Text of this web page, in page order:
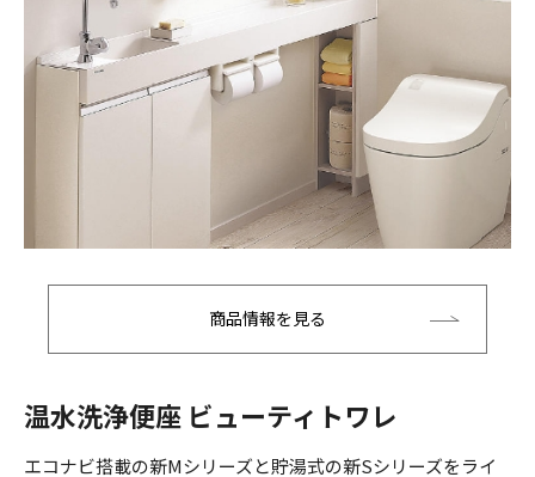
商品情報を見る
温水洗浄便座 ビューティトワレ
エコナビ搭載の新Mシリーズと貯湯式の新Sシリーズをライ